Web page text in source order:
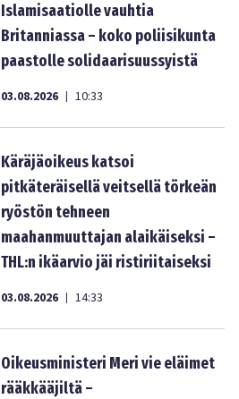
Islamisaatiolle vauhtia
Britanniassa – koko poliisikunta
paastolle solidaarisuussyistä
03.08.2026 | 10:33
Käräjäoikeus katsoi
pitkäteräisellä veitsellä törkeän
ryöstön tehneen
maahanmuuttajan alaikäiseksi –
THL:n ikäarvio jäi ristiriitaiseksi
03.08.2026 | 14:33
Oikeusministeri Meri vie eläimet
rääkkääjiltä –